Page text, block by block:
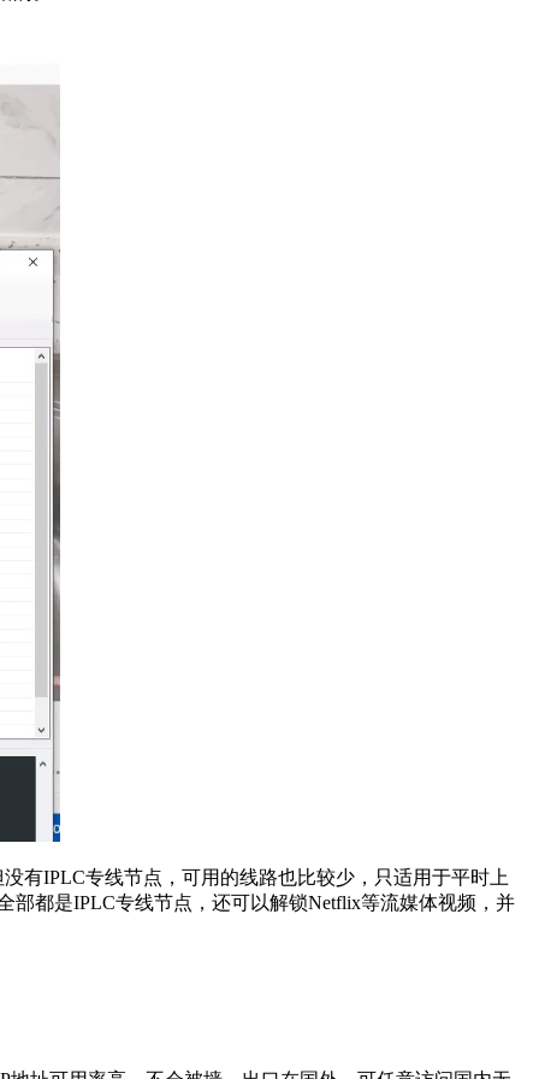
有IPLC专线节点，可用的线路也比较少，只适用于平时上
部都是IPLC专线节点，还可以解锁Netflix等流媒体视频，并